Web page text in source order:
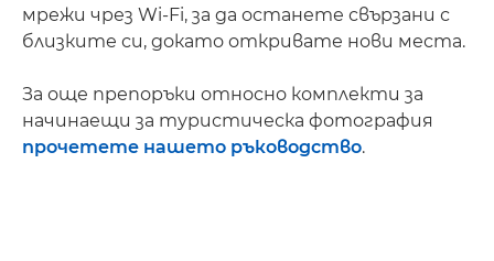
мрежи чрез Wi-Fi, за да останете свързани с
близките си, докато откривате нови места.
За още препоръки относно комплекти за
начинаещи за туристическа фотография
прочетете нашето ръководство.